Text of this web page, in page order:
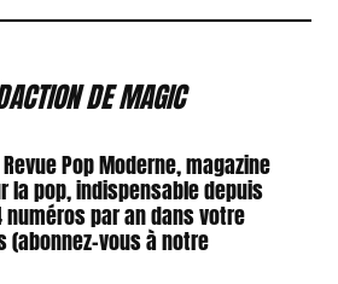
DE MAGIC
Pop Moderne, magazine
la pop, indispensable depuis
numéros par an dans votre
vous à notre